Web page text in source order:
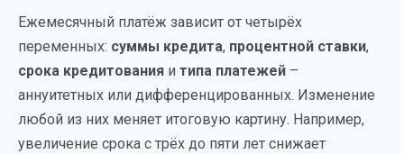
Ежемесячный платёж зависит от четырёх
переменных: суммы кредита, процентной ставки,
срока кредитования и типа платежей –
аннуитетных или дифференцированных. Изменение
любой из них меняет итоговую картину. Например,
увеличение срока с трёх до пяти лет снижает